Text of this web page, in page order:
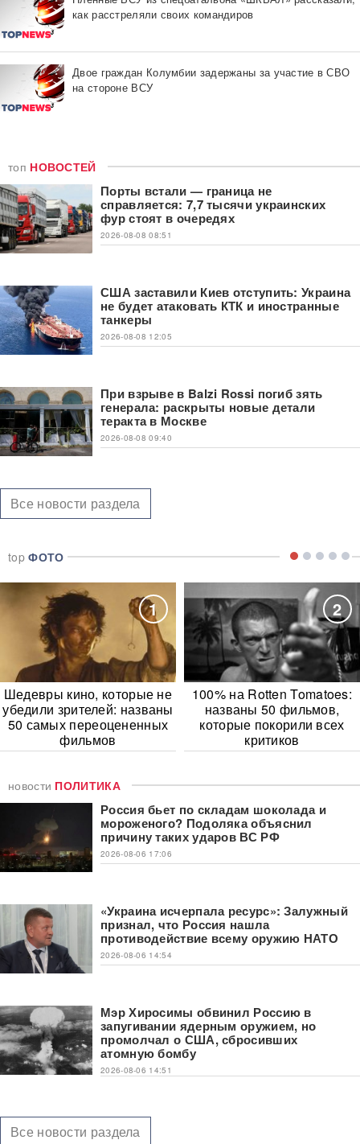
как расстреляли своих командиров
Двое граждан Колумбии задержаны за участие в СВО
на стороне ВСУ
топ НОВОСТЕЙ
Порты встали — граница не
справляется: 7,7 тысячи украинских
фур стоят в очередях
2026-08-08 08:51
США заставили Киев отступить: Украина
не будет атаковать КТК и иностранные
танкеры
2026-08-08 12:05
При взрыве в Balzi Rossi погиб зять
генерала: раскрыты новые детали
теракта в Москве
2026-08-08 09:40
Все новости раздела
topФОТО
1
Шедевры кино, которые не
убедили зрителей: названы
50 самых переоцененных
фильмов
2
100% на Rotten Tomatoes:
названы 50 фильмов,
которые покорили всех
критиков
новости ПОЛИТИКА
Россия бьет по складам шоколада и
мороженого? Подоляка объяснил
причину таких ударов ВС РФ
2026-08-06 17:06
«Украина исчерпала ресурс»: Залужный
признал, что Россия нашла
противодействие всему оружию НАТО
2026-08-06 14:54
Мэр Хиросимы обвинил Россию в
запугивании ядерным оружием, но
промолчал о США, сбросивших
атомную бомбу
2026-08-06 14:51
Все новости раздела